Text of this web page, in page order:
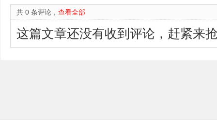
共 0 条评论， 查看全部
这篇文章还没有收到评论，赶紧来